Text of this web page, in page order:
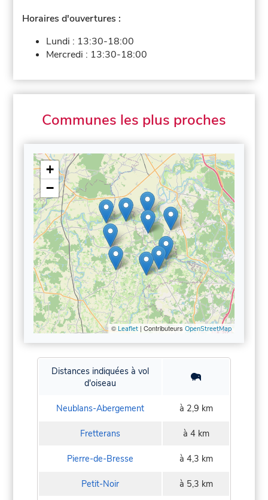
Horaires d'ouvertures :
Lundi : 13:30-18:00
Mercredi : 13:30-18:00
Communes les plus proches
+
−
© Leaflet| Contributeurs OpenStreetMap
Distances indiquées à vol
d'oiseau
Neublans-Abergement à 2,9 km
Fretterans à 4 km
Pierre-de-Bresse à 4,3 km
Petit-Noir à 5,3 km